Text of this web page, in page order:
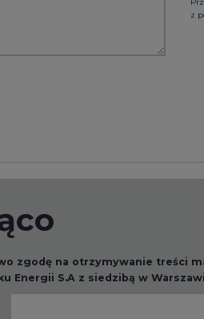
zgodę na otrzymywanie treści
Energii S.A z siedzibą w